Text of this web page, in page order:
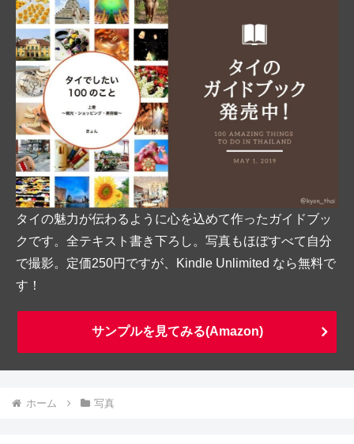
タイの魅力が伝わるように心を込めて作ったガイドブッ
クです。全テキスト書き下ろし。写真もほぼすべて自分
で撮影。定価250円ですが、Kindle Unlimited なら無料で
す！
サンプルを見てみる(Amazon)
ホーム 写真